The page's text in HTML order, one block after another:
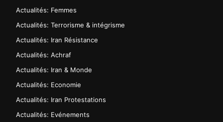
Actualités: Femmes
Actualités: Terrorisme & intégrisme
Actualités: Iran Résistance
Actualités: Achraf
Actualités: Iran & Monde
Actualités: Economie
Actualités: Iran Protestations
Actualités: Evénements